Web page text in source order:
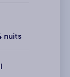
nuits